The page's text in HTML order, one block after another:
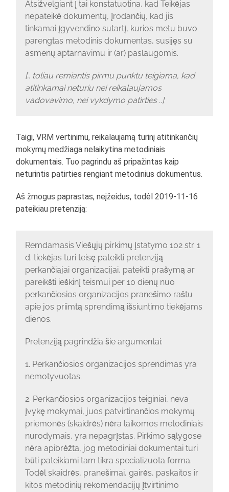
Atsižvelgiant į tai konstatuotina, kad Teikėjas
nepateikė dokumentų, įrodančių, kad jis
tinkamai įgyvendino sutartį, kurios metu buvo
parengtas metodinis dokumentas, susijęs su
asmenų aptarnavimu ir (ar) paslaugomis.
[.. toliau remiantis pirmu punktu teigiama, kad
atitinkamai neturiu nei reikalaujamos
vadovavimo, nei vykdymo patirties ..]
Taigi, VRM vertinimu, reikalaujamą turinį atitinkančių
mokymų medžiaga nelaikytina metodiniais
dokumentais. Tuo pagrindu aš pripažintas kaip
neturintis patirties rengiant metodinius dokumentus.
Aš žmogus paprastas, neįžeidus, todėl 2019-11-16
pateikiau pretenziją:
Remdamasis Viešųjų pirkimų įstatymo 102 str. 1
d. tiekėjas turi teisę pateikti pretenziją
perkančiajai organizacijai, pateikti prašymą ar
pareikšti ieškinį teismui per 10 dienų nuo
perkančiosios organizacijos pranešimo raštu
apie jos priimtą sprendimą išsiuntimo tiekėjams
dienos.
Pretenziją pagrindžia šie argumentai:
1. Perkančiosios organizacijos sprendimas yra
nemotyvuotas.
2. Perkančiosios organizacijos teiginiai, neva
įvykę mokymai, juos patvirtinančios mokymų
priemonės (skaidrės) nėra laikomos metodiniais
nurodymais, yra nepagrįstas. Pirkimo sąlygose
nėra apibrėžta, jog metodiniai dokumentai turi
būti pateikiami tam tikra specializuota forma.
Todėl skaidrės, pranešimai, gairės, paskaitos ir
kitos metodinių rekomendacijų įtvirtinimo